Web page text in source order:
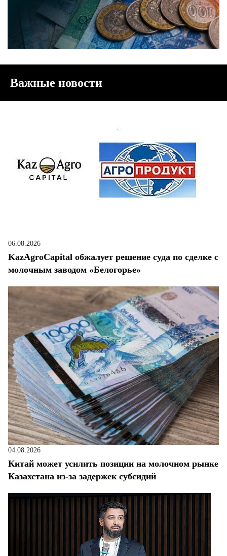
Важные новости
06.08.2026
KazAgroCapital обжалует решение суда по сделке с
молочным заводом «Белогорье»
04.08.2026
Китай может усилить позиции на молочном рынке
Казахстана из-за задержек субсидий